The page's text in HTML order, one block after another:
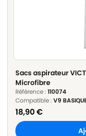
Sacs aspirateur
Microfibre
Référence : 110074
Compatible : V9
18,90€